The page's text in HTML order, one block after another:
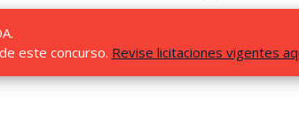
este concurso. Revise licitaciones vigentes